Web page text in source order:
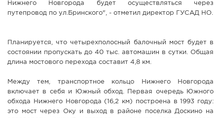
Нижнего Новгорода будет осуществляться через
путепровод по ул.Бринского", - отметил директор ГУСАД НО.
Планируется, что четырехполосный балочный мост будет в
состоянии пропускать до 40 тыс. автомашин в сутки. Общая
длина мостового перехода составит 4,8 км.
Между тем, транспортное кольцо Нижнего Новгорода
включает в себя и Южный обход. Первая очередь Южного
обхода Нижнего Новгорода (16,2 км) построена в 1993 году:
это мост через Оку и выход в районе поселка Доскино на